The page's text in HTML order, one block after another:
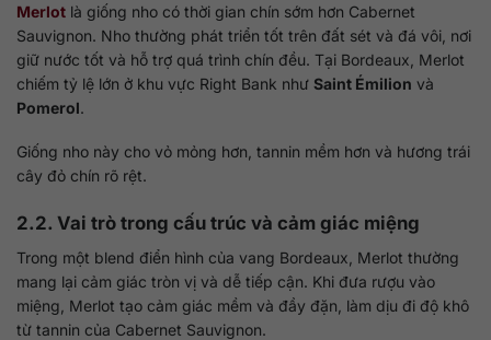
Merlot là giống nho có thời gian chín sớm hơn Cabernet
Sauvignon. Nho thường phát triển tốt trên đất sét và đá vôi, nơi
giữ nước tốt và hỗ trợ quá trình chín đều. Tại Bordeaux, Merlot
chiếm tỷ lệ lớn ở khu vực Right Bank như Saint Émilion và
Pomerol.
Giống nho này cho vỏ mỏng hơn, tannin mềm hơn và hương trái
cây đỏ chín rõ rệt.
2.2. Vai trò trong cấu trúc và cảm giác miệng
Trong một blend điển hình của vang Bordeaux, Merlot thường
mang lại cảm giác tròn vị và dễ tiếp cận. Khi đưa rượu vào
miệng, Merlot tạo cảm giác mềm và đầy đặn, làm dịu đi độ khô
từ tannin của Cabernet Sauvignon.